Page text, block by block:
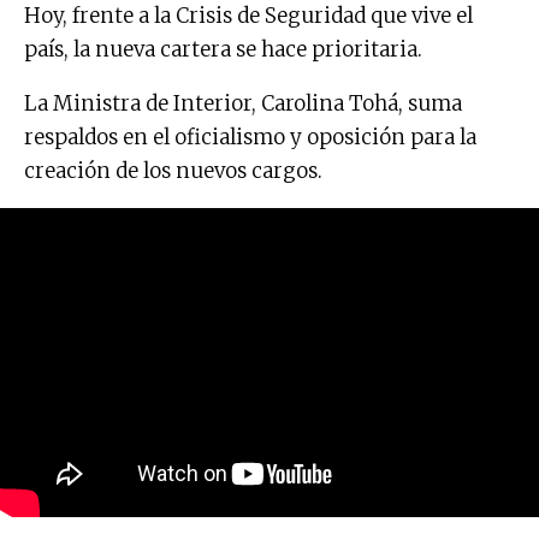
Hoy, frente a la Crisis de Seguridad que vive el
país, la nueva cartera se hace prioritaria.
La Ministra de Interior, Carolina Tohá, suma
respaldos en el oficialismo y oposición para la
creación de los nuevos cargos.